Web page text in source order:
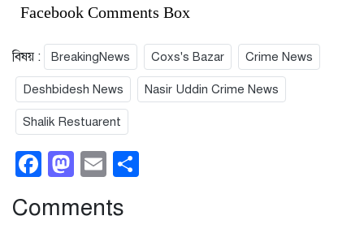
Facebook Comments Box
বিষয় : BreakingNews Coxs's Bazar Crime News
Deshbidesh News Nasir Uddin Crime News
Shalik Restuarent
Facebook
Mastodon
Email
Comments